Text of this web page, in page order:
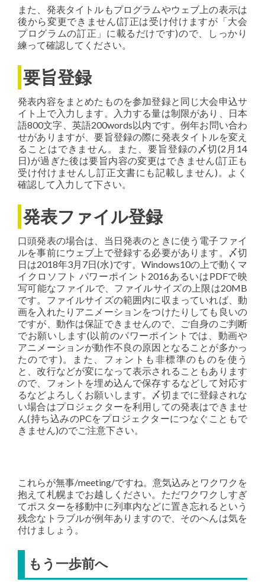
また、発表タイトルもプログラムやウェブ上の表示は
後から変更できません(訂正は受け付けますが「大会
プログラムの訂正」に載るだけです)ので、しっかり
練って確認してください。
要旨登録
発表内容をまとめたものを参加登録と同じ大会申込サ
イト上で入力します。入力する量は制限があり、日本
語800文字、英語200words以内です。例年お問い合わ
せがありますが、要旨登録の際に発表タイトルを変え
ることはできません。また、要旨登録の〆切(2月14
日)が過ぎた後は要旨内容の変更はできません(訂正も
受け付けませんし訂正文書にも記載しません)。よく
確認して入力して下さい。
発表ファイル登録
口頭発表の場合は、当日発表のときに使う電子ファイ
ルを事前にウェブ上で登録する必要があります。〆切
日は2018年3月7日(水)です。Windows10の上で動くマ
イクロソフト パワーポイント2016あるいはPDFで映
写可能なファイルで、ファイルサイズの上限は20MB
です。ファイルサイズの範囲内に収まっていれば、動
画を入れたりアニメーションをつけたりしても良いの
ですが、動作は保証できませんので、ご自身のご判断
でお願いします(以前のパワーポイントでは、動画や
アニメーションが動作不良の原因となることが多かっ
たのです)。また、フォントも非標準のものを使う
と、改行などが変になって表示されることもあります
ので、フォントを埋め込んで保存するなどして対応す
るなどよろしくお願いします。〆切までに登録されな
い場合はプロジェクターを利用しての発表はできませ
ん(持ち込みのPCをプロジェクターにつなぐこともで
きません)のでご注意下さい。
これらが無事/meeting/ですね。意気込みとワクワクを
抱えて札幌までお越しください。ただワクワクしすぎ
てポスターを移動中に列車内などに置き忘れるという
残念なトラブルが例年ありますので、そのへんは気を
付けましょう。
もう一歩前へ